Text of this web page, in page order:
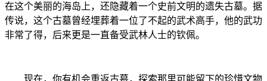
在这个美丽的海岛上，还隐藏着一个史前文明的遗失古墓。据
传说，这个古墓曾经埋葬着一位了不起的武术高手，他的武功
非常了得，后来更是一直备受武林人士的钦佩。
现在，你有机会重返古墓，探索那里可能留下的珍惜文物